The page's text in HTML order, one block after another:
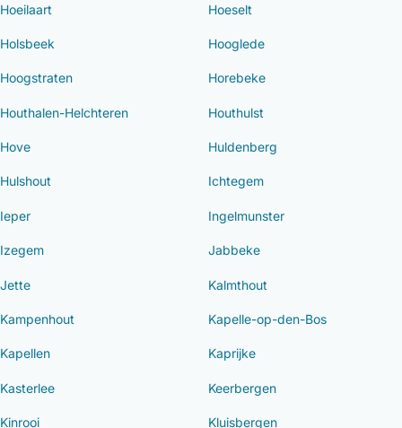
Hoeilaart Hoeselt
Holsbeek Hooglede
Hoogstraten Horebeke
Houthalen-Helchteren Houthulst
Hove Huldenberg
Hulshout Ichtegem
Ieper Ingelmunster
Izegem Jabbeke
Jette Kalmthout
Kampenhout Kapelle-op-den-Bos
Kapellen Kaprijke
Kasterlee Keerbergen
Kinrooi Kluisbergen